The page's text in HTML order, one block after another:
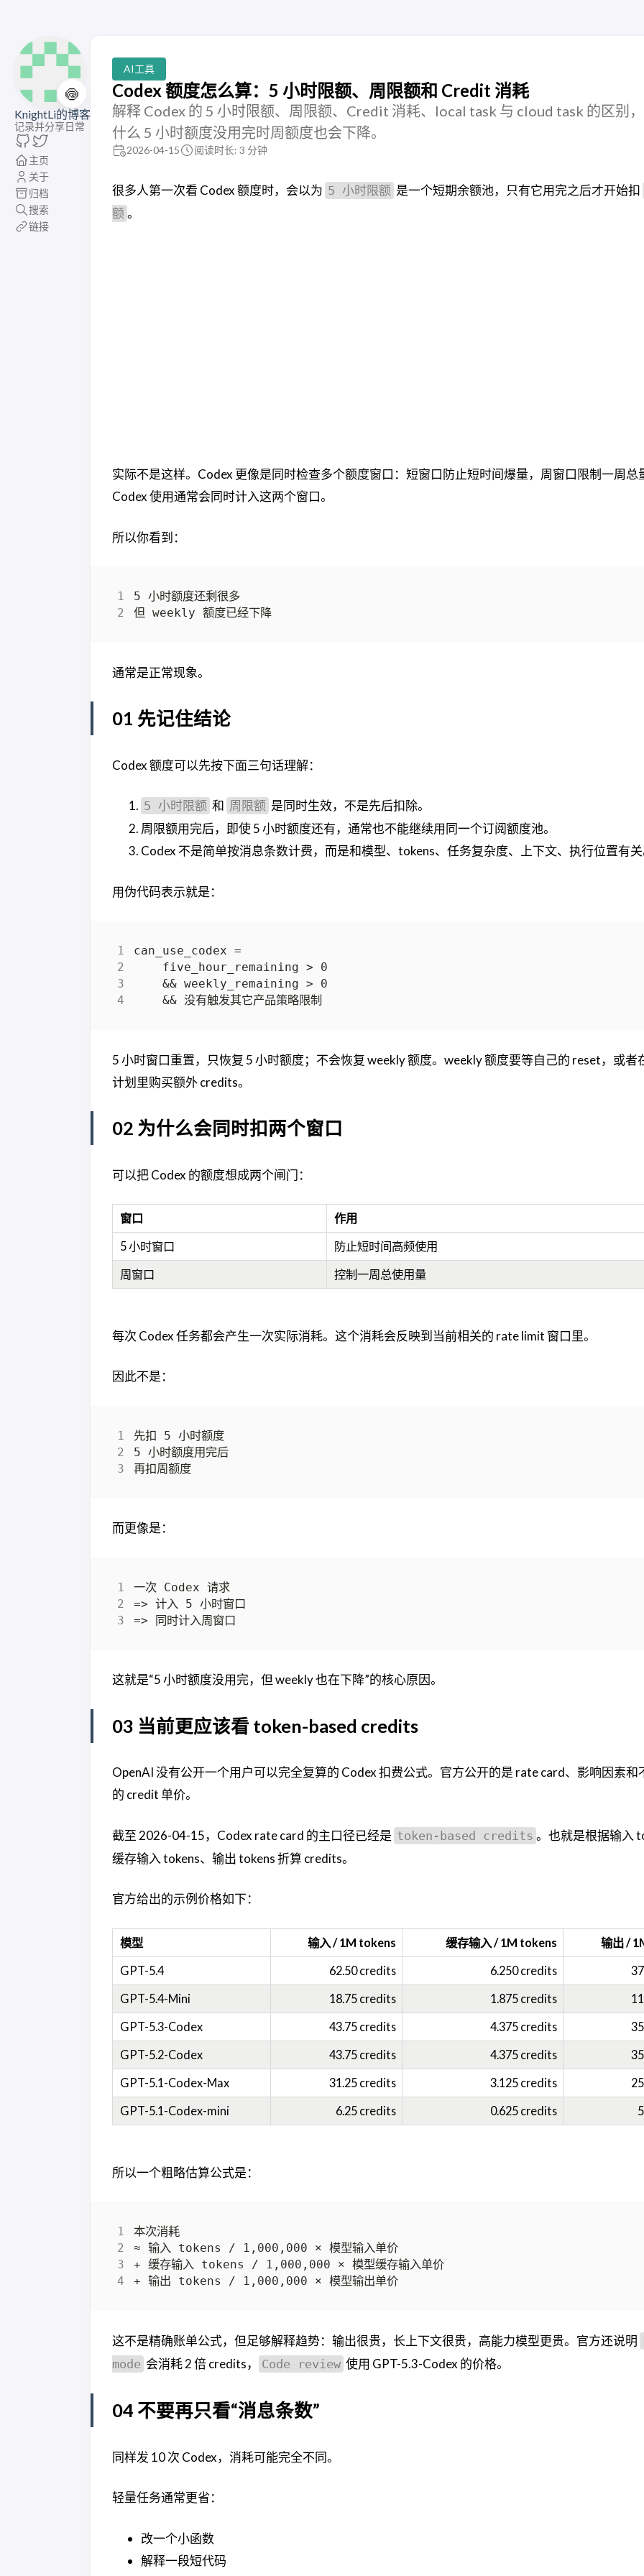
🍥
KnightLi的博客
记录并分享日常
主页
关于
归档
搜索
链接
AI工具
Codex 额度怎么算：5 小时限额、周限额和 Credit 消耗
解释 Codex 的 5 小时限额、周限额、Credit 消耗、local task 与 cloud task 的区别
什么 5 小时额度没用完时周额度也会下降。
2026-04-15 阅读时长: 3 分钟
很多人第一次看 Codex 额度时，会以为 5 小时限额 是一个短期余额池，只有它用完之后才开始扣
额 。
实际不是这样。Codex 更像是同时检查多个额度窗口：短窗口防止短时间爆量，周窗口限制一周总
Codex 使用通常会同时计入这两个窗口。
所以你看到：
5 小时额度还剩很多
但 weekly 额度已经下降
通常是正常现象。
01 先记住结论
Codex 额度可以先按下面三句话理解：
5 小时限额 和 周限额 是同时生效，不是先后扣除。
周限额用完后，即使 5 小时额度还有，通常也不能继续用同一个订阅额度池。
Codex 不是简单按消息条数计费，而是和模型、tokens、任务复杂度、上下文、执行位置有
用伪代码表示就是：
5 小时窗口重置，只恢复 5 小时额度；不会恢复 weekly 额度。weekly 额度要等自己的 reset，或者
计划里购买额外 credits。
02 为什么会同时扣两个窗口
可以把 Codex 的额度想成两个闸门：
窗口 作用
5 小时窗口 防止短时间高频使用
周窗口 控制一周总使用量
每次 Codex 任务都会产生一次实际消耗。这个消耗会反映到当前相关的 rate limit 窗口里。
因此不是：
先扣 5 小时额度
5 小时额度用完后
再扣周额度
而更像是：
一次 Codex 请求
这就是“5 小时额度没用完，但 weekly 也在下降”的核心原因。
03 当前更应该看 token-based credits
OpenAI 没有公开一个用户可以完全复算的 Codex 扣费公式。官方公开的是 rate card、影响因素和
的 credit 单价。
截至 2026-04-15，Codex rate card 的主口径已经是 token-based credits 。也就是根据输入
缓存输入 tokens、输出 tokens 折算 credits。
官方给出的示例价格如下：
模型 输入 / 1M tokens 缓存输入 / 1M tokens 输出 /
GPT-5.4 62.50 credits 6.250 credits
GPT-5.4-Mini 18.75 credits 1.875 credits
GPT-5.3-Codex 43.75 credits 4.375 credits
GPT-5.2-Codex 43.75 credits 4.375 credits
GPT-5.1-Codex-Max 31.25 credits 3.125 credits
GPT-5.1-Codex-mini 6.25 credits 0.625 credits
所以一个粗略估算公式是：
本次消耗
≈ 输入 tokens / 1,000,000 × 模型输入单价
+ 缓存输入 tokens / 1,000,000 × 模型缓存输入单价
+ 输出 tokens / 1,000,000 × 模型输出单价
这不是精确账单公式，但足够解释趋势：输出很贵，长上下文很贵，高能力模型更贵。官方还说明
mode 会消耗 2 倍 credits， Code review 使用 GPT-5.3-Codex 的价格。
04 不要再只看“消息条数”
同样发 10 次 Codex，消耗可能完全不同。
轻量任务通常更省：
改一个小函数
解释一段短代码